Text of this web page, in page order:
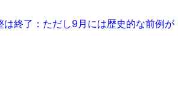
は終了：ただし9月には歴史的な前例が